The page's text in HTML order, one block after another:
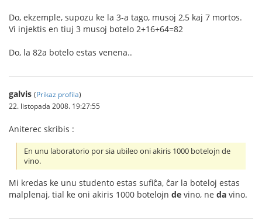
Do, ekzemple, supozu ke la 3-a tago, musoj 2,5 kaj 7 mortos.
Vi injektis en tiuj 3 musoj botelo 2+16+64=82
Do, la 82a botelo estas venena..
galvis (Prikaz profila)
22. listopada 2008. 19:27:55
Aniterec skribis :
En unu laboratorio por sia ubileo oni akiris 1000 botelojn de
vino.
Mi kredas ke unu studento estas sufiĉa, ĉar la boteloj estas
malplenaj, tial ke oni akiris 1000 botelojn de vino, ne da vino.